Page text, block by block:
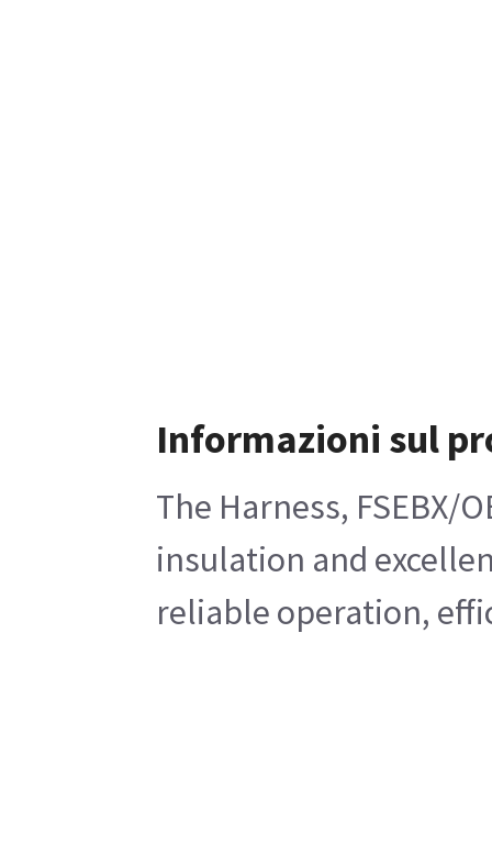
Informazioni sul
The Harness,
insulation and
reliable operation,